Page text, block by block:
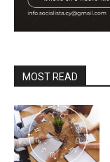
MOST READ